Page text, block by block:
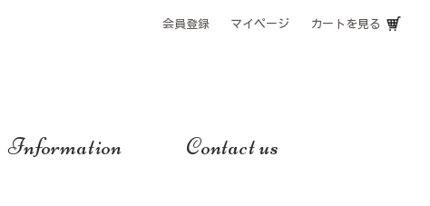
会員登録 マイページ カートを見る
Information Contact us